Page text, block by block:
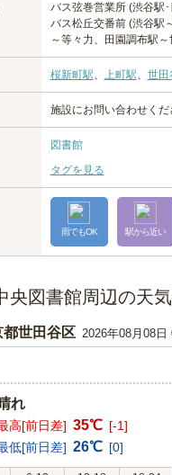
バス弦巻営業所 (渋谷駅
バス松丘交番前 (渋谷駅
～等々力、田園調布駅
桜新町駅、 上町駅、 世田
施設にお問い合わせくだ
図書館
タグを見る
雨でもOK 駅から近い
央図書館周辺の天
世田谷区 2026年08月08日
れ
高[前日差] 35℃ [-1]
低[前日差] 26℃ [0]